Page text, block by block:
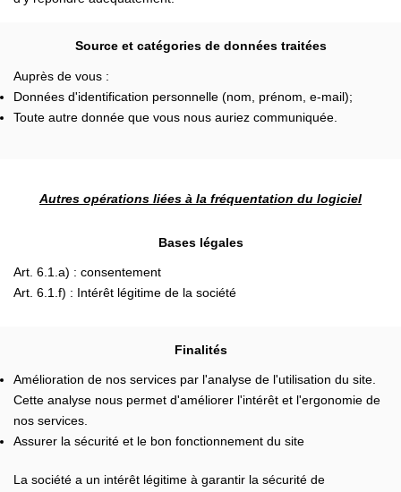
Source et catégories de données traitées
Auprès de vous :
Données d'identification personnelle (nom, prénom, e-mail);
Toute autre donnée que vous nous auriez communiquée.
Autres opérations liées à la fréquentation du logiciel
Bases légales
Art. 6.1.a) : consentement
Art. 6.1.f) : Intérêt légitime de la société
Finalités
Amélioration de nos services par l'analyse de l'utilisation du site.
Cette analyse nous permet d'améliorer l'intérêt et l'ergonomie de
nos services.
Assurer la sécurité et le bon fonctionnement du site
La société a un intérêt légitime à garantir la sécurité de